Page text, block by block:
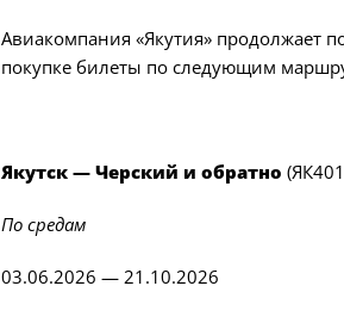
Авиакомпания «Якутия» продолжает
покупке билеты по следующим
Якутск — Черский и обратно
По средам
03.06.2026 — 21.10.2026